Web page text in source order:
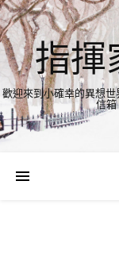
指揮
歡迎來到小確幸的異想
信